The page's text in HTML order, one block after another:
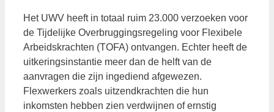
Het UWV heeft in totaal ruim 23.000 verzoeken voor
de Tijdelijke Overbruggingsregeling voor Flexibele
Arbeidskrachten (TOFA) ontvangen. Echter heeft de
uitkeringsinstantie meer dan de helft van de
aanvragen die zijn ingediend afgewezen.
Flexwerkers zoals uitzendkrachten die hun
inkomsten hebben zien verdwijnen of ernstig